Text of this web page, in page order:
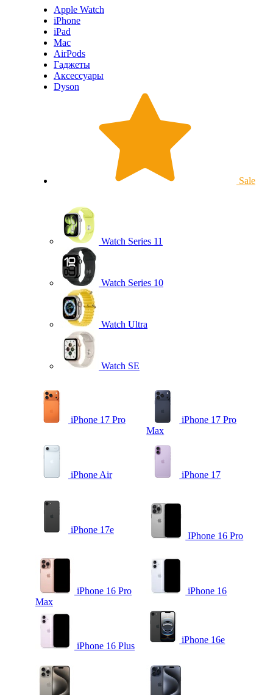
Apple Watch
iPhone
iPad
Mac
AirPods
Гаджеты
Аксессуары
Dyson
Sale
Watch Series 11
Watch Series 10
Watch Ultra
Watch SE
iPhone 17 Pro
iPhone 17 Pro
Max
iPhone Air iPhone 17
iPhone 17e
IPhone 16 Pro
iPhone 16 Pro
Max
iPhone 16
iPhone 16 Plus
iPhone 16e